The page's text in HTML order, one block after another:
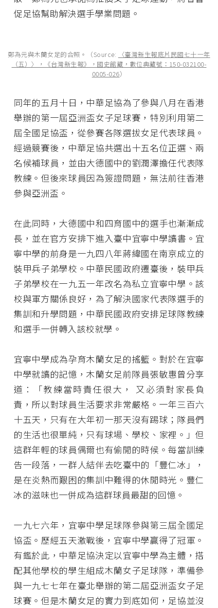
促足協幫助解決選手學業問題。
鄭為元與木蘭女足的合照。（Source:
〈臺灣新生報底片民國七十一年
（五）〉，《台灣新生報》，國史館藏，數位典藏號：150-032100-
0005-026）
同年的五月十日，中華足協為了參與八月在香港
舉辦的第一屆亞洲盃女子足球賽，特別利用第二
屆全國足協盃，從參賽各隊選拔女足代表球員。
經過競賽後，中華足協共選出十五名位正選、兩
名候補球員，並由大德國中的劉潤澤擔任代表隊
教練。但後來球員因為簽證問題，無法前往香港
參與亞洲盃。
在此同時，大德國中和四育國中的選手也漸漸成
長，並在官方安排下進入臺中宜寧中學讀書。宜
寧中學的前身是一九四八年蔣緯國在南京成立的
裝甲兵子弟學校。中華民國政府遷臺後，裝甲兵
子弟學校在一九五一年改名為私立宜寧中學。該
校與軍方關係良好，為了解決國家代表隊選手的
集訓和升學問題，中華民國政府安排足球隊教練
和選手一併轉入該校就學。
宜寧中學成為孕育木蘭女足的搖籃。對於在宜寧
中學就讀的記憶，木蘭女足前隊員張敏惠曾分享
道：「教練當時責任很大， 又必須對家長負
責，所以對球員生活要求非常嚴格。一年三百六
十五天，只有在大年初一那天沒有踢球；隊員們
的生活也很單純，只有球場、學校、家裡。」但
這群年輕的球員偶爾也有偷閒的時候。每當訓練
告一段落，一群人結伴去吃臺中的「豐仁冰」，
是在炎熱而艱困的集訓中難得的休閒時光。豐仁
冰的滋味也一併成為這群球員最甜的回憶。
一九七六年，宜寧中學足球隊參與第三屆全國足
協盃。歷經五天激戰後，宜寧中學贏得了冠軍。
有鑑於此，中華足協決定以宜寧中學為主體，搭
配其他學校的學生組成木蘭女子足球隊，準備參
與一九七七年在臺北舉辦的第二屆亞洲盃女子足
球賽。但是木蘭女足的實力到底如何，足協並沒